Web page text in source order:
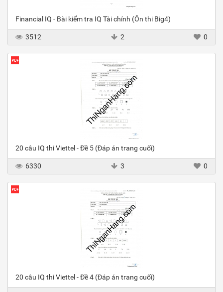
Financial IQ - Bài kiểm tra IQ Tài chính (Ôn thi Big4)
3512 2 0
20 câu IQ thi Viettel - Đề 5 (Đáp án trang cuối)
6330 3 0
20 câu IQ thi Viettel - Đề 4 (Đáp án trang cuối)